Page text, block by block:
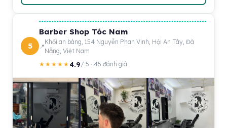
5
Barber Shop Tóc Nam
Khối an bàng, 154 Nguyễn Phan Vinh, Hội An Tây, Đà
Nẵng, Việt Nam
★★★★★4.9/ 5 · 45 đánh giá